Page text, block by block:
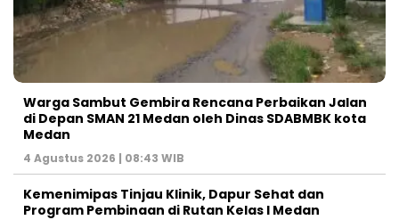
Warga Sambut Gembira Rencana Perbaikan Jalan
di Depan SMAN 21 Medan oleh Dinas SDABMBK kota
Medan
4 Agustus 2026 | 08:43 WIB
Kemenimipas Tinjau Klinik, Dapur Sehat dan
Program Pembinaan di Rutan Kelas I Medan